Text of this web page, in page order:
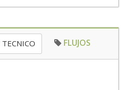
TECNICO FLUJOS